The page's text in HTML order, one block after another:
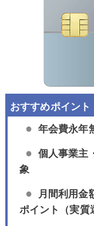
年会費永年
個人事業主
象
月間利用金
ポイント（実質